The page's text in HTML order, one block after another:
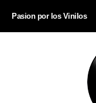
Pasion por los Vinilos